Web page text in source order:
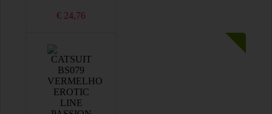
€ 24,76